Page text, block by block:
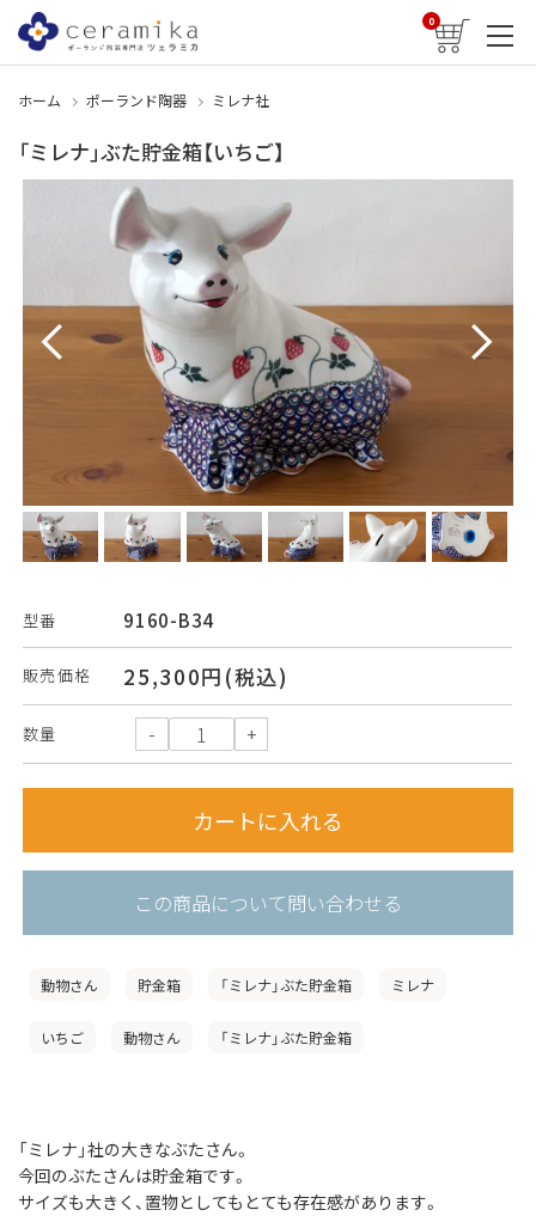
0
ホーム ポーランド陶器 ミレナ社
「ミレナ」ぶた貯金箱【いちご】
型番 9160-B34
販売価格 25,300円(税込)
数量
この商品について問い合わせる
動物さん 貯金箱 「ミレナ」ぶた貯金箱 ミレナ
いちご 動物さん 「ミレナ」ぶた貯金箱
「ミレナ」社の大きなぶたさん。
今回のぶたさんは貯金箱です。
サイズも大きく、置物としてもとても存在感があります。